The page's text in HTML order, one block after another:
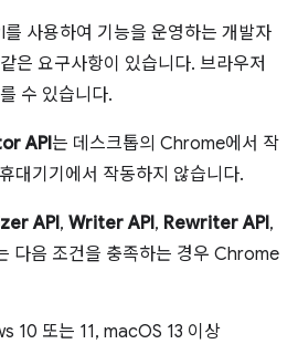
사용하여 기능을 운영하는 개발자
은 요구사항이 있습니다. 브라우저
수 있습니다.
API는 데스크톱의 Chrome에서 작
대기기에서 작동하지 않습니다.
API, Writer API, Rewriter API,
다음 조건을 충족하는 경우 Chrome
10 또는 11, macOS 13 이상